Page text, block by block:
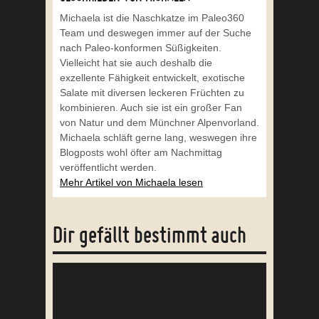
Michaela ist die Naschkatze im Paleo360
Team und deswegen immer auf der Suche
nach Paleo-konformen Süßigkeiten.
Vielleicht hat sie auch deshalb die
exzellente Fähigkeit entwickelt, exotische
Salate mit diversen leckeren Früchten zu
kombinieren. Auch sie ist ein großer Fan
von Natur und dem Münchner Alpenvorland.
Michaela schläft gerne lang, weswegen ihre
Blogposts wohl öfter am Nachmittag
veröffentlicht werden.
Mehr Artikel von Michaela lesen
Dir gefällt bestimmt auch